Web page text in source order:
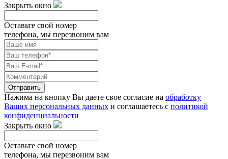
Закрыть окно
Оставьте свой номер
телефона, мы перезвоним вам
Отправить
Нажима на кнопку Вы даете свое согласие на обработку
Ваших персональных данных и соглашаетесь с политикой
конфиденциальности
Закрыть окно
Оставьте свой номер
телефона, мы перезвоним вам